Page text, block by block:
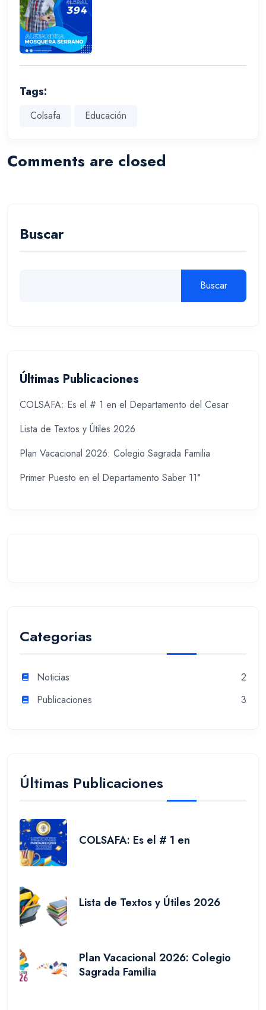
Tags:
Colsafa Educación
Comments are closed
Buscar
Buscar
Últimas Publicaciones
COLSAFA: Es el # 1 en el Departamento del Cesar
Lista de Textos y Útiles 2026
Plan Vacacional 2026: Colegio Sagrada Familia
Primer Puesto en el Departamento Saber 11°
Categorias
Noticias
2
Publicaciones
3
Últimas Publicaciones
COLSAFA: Es el # 1 en
Lista de Textos y Útiles 2026
Plan Vacacional 2026: Colegio
Sagrada Familia